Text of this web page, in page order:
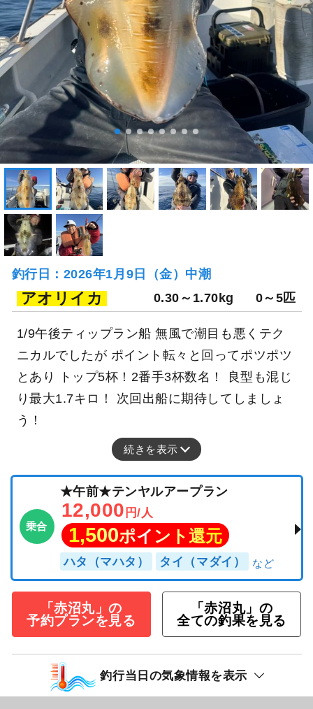
釣行日：2026年1月9日（金）中潮
アオリイカ 0.30～1.70kg 0～5匹
1/9午後ティップラン船 無風で潮目も悪くテク
ニカルでしたが ポイント転々と回ってポツポツ
とあり トップ5杯！2番手3杯数名！ 良型も混じ
り最大1.7キロ！ 次回出船に期待してしましょ
う！
続きを表示
乗合
★午前★テンヤルアープラン
12,000 円/人
1,500ポイント還元
ハタ（マハタ） タイ（マダイ）
「赤沼丸」の
予約プランを見る
「赤沼丸」の
全ての釣果を見る
釣行当日の気象情報を表示